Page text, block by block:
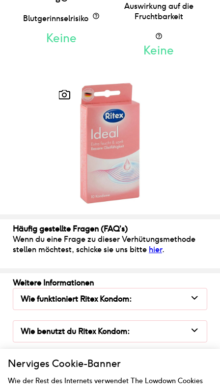
Blutgerinnselrisiko
Keine
Auswirkung auf die
Fruchtbarkeit
Keine
Häufig gestellte Fragen (FAQ’s)
Wenn du eine Frage zu dieser Verhütungsmethode
stellen möchtest, schicke sie uns bitte hier.
Weitere Informationen
Wie funktioniert Ritex Kondom:
Wie benutzt du Ritex Kondom:
Wie sicher istRitex Kondom:
Nerviges Cookie-Banner
Wie der Rest des Internets verwendet The Lowdown Cookies